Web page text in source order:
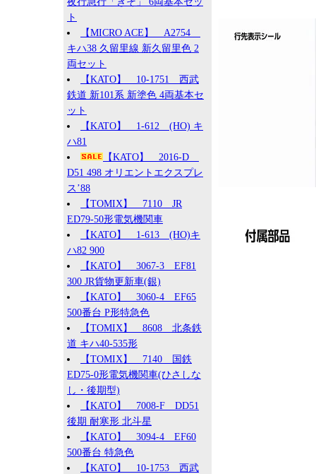
ト
【MICRO ACE】 A2754
キハ38 久留里線 新久留里色 2
両セット
【KATO】 10-1751 西武
鉄道 新101系 新塗色 4両基本セ
ット
【KATO】 1-612 (HO) キ
ハ81
【KATO】 2016-D
D51 498 オリエントエクスプレ
ス’88
【TOMIX】 7110 JR
ED79-50形電気機関車
【KATO】 1-613 (HO)キ
ハ82 900
【KATO】 3067-3 EF81
300 JR貨物更新車(銀)
【KATO】 3060-4 EF65
500番台 P形特急色
【TOMIX】 8608 北条鉄
道 キハ40-535形
【TOMIX】 7140 国鉄
ED75-0形電気機関車(ひさしな
し・後期型)
【KATO】 7008-F DD51
後期 耐寒形 北斗星
【KATO】 3094-4 EF60
500番台 特急色
【KATO】 10-1753 西武